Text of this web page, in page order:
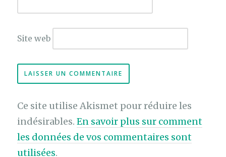
Site web
Ce site utilise Akismet pour réduire les
indésirables.En savoir plus sur comment
les données de vos commentaires sont
utilisées.